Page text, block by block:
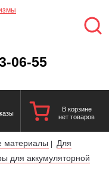
06-55
В корзине
нет товаров
материалы |
Для
для аккумуляторной